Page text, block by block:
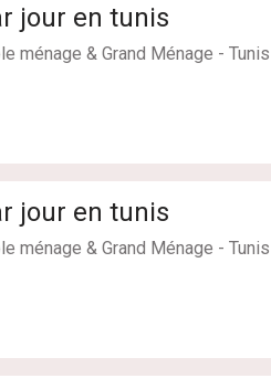
jour en tunis
ménage & Grand Ménage -
jour en tunis
ménage & Grand Ménage -